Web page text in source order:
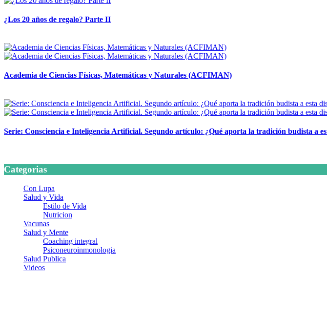
¿Los 20 años de regalo? Parte II
Academia de Ciencias Físicas, Matemáticas y Naturales (ACFIMAN)
Serie: Consciencia e Inteligencia Artificial. Segundo artículo: ¿Qué aporta la tradición budista a
Categorias
Con Lupa
Salud y Vida
Estilo de Vida
Nutricion
Vacunas
Salud y Mente
Coaching integral
Psiconeuroinmonologia
Salud Publica
Videos